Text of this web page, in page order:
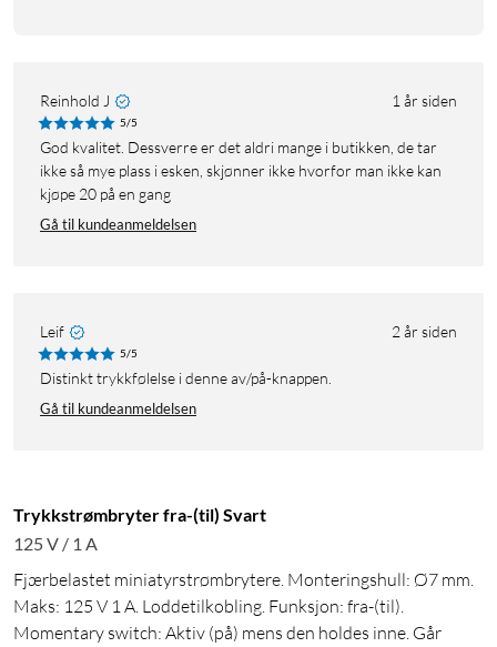
Reinhold J 1 år siden
5/5
God kvalitet. Dessverre er det aldri mange i butikken, de tar
ikke så mye plass i esken, skjønner ikke hvorfor man ikke kan
kjøpe 20 på en gang
Gå til kundeanmeldelsen
Leif 2 år siden
5/5
Distinkt trykkfølelse i denne av/på-knappen.
Gå til kundeanmeldelsen
Trykkstrømbryter fra-(til) Svart
125 V / 1 A
Fjærbelastet miniatyrstrømbrytere. Monteringshull: Ø7 mm.
Maks: 125 V 1 A. Loddetilkobling. Funksjon: fra-(til).
Momentary switch: Aktiv (på) mens den holdes inne. Går